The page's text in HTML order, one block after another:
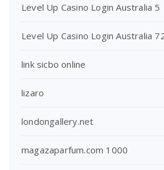
Level Up Casino Login Australia 5
Level Up Casino Login Australia
link sicbo online
lizaro
londongallery.net
magazaparfum.com 1000